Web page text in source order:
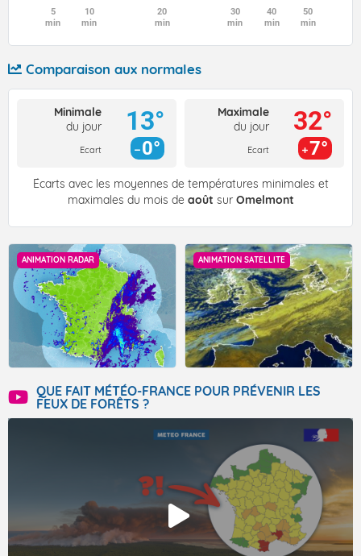
5
min
10
min
20
min
30
min
40
min
50
min
Comparaison aux normales
Minimale
du jour
Ecart
13°
0°
Maximale
du jour
Ecart
32°
7°
Écarts avec les moyennes de températures minimales et
maximales du mois de août sur Omelmont
ANIMATION RADAR ANIMATION SATELLITE
QUE FAIT MÉTÉO-FRANCE POUR PRÉVENIR LES
FEUX DE FORÊTS ?